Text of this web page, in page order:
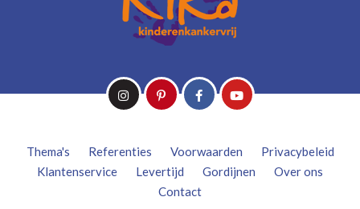
Thema's Referenties Voorwaarden
Privacybeleid
Klantenservice
Levertijd Gordijnen
Over ons
Contact